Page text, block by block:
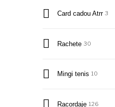
Card cadou Atrr 3
Rachete 30
Mingi tenis 10
Racordaje 126